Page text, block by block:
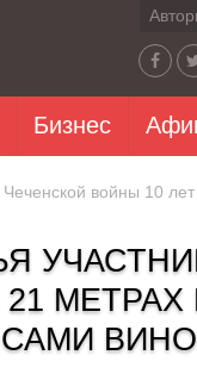
Бизнес
войны 10
МЕТРАХ